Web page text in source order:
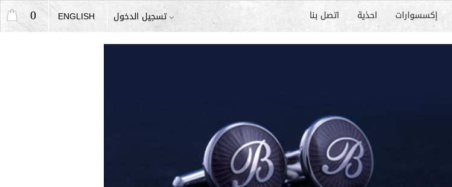
تسجيل الدخول ENGLISH
0 إكسسوارات احذية اتصل بنا